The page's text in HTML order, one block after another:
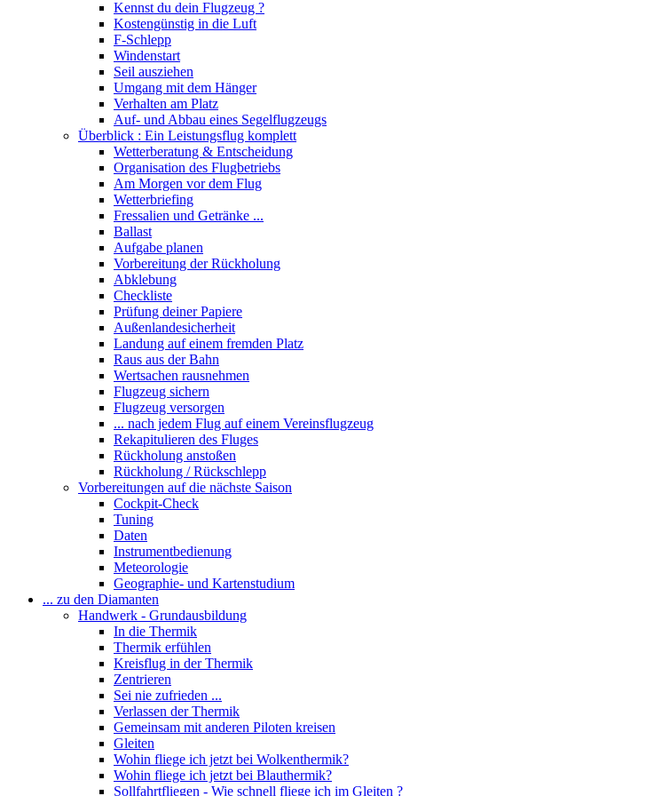
Kennst du dein Flugzeug ?
Kostengünstig in die Luft
F-Schlepp
Windenstart
Seil ausziehen
Umgang mit dem Hänger
Verhalten am Platz
Auf- und Abbau eines Segelflugzeugs
Überblick : Ein Leistungsflug komplett
Wetterberatung & Entscheidung
Organisation des Flugbetriebs
Am Morgen vor dem Flug
Wetterbriefing
Fressalien und Getränke ...
Ballast
Aufgabe planen
Vorbereitung der Rückholung
Abklebung
Checkliste
Prüfung deiner Papiere
Außenlandesicherheit
Landung auf einem fremden Platz
Raus aus der Bahn
Wertsachen rausnehmen
Flugzeug sichern
Flugzeug versorgen
... nach jedem Flug auf einem Vereinsflugzeug
Rekapitulieren des Fluges
Rückholung anstoßen
Rückholung / Rückschlepp
Vorbereitungen auf die nächste Saison
Cockpit-Check
Tuning
Daten
Instrumentbedienung
Meteorologie
Geographie- und Kartenstudium
... zu den Diamanten
Handwerk - Grundausbildung
In die Thermik
Thermik erfühlen
Kreisflug in der Thermik
Zentrieren
Sei nie zufrieden ...
Verlassen der Thermik
Gemeinsam mit anderen Piloten kreisen
Gleiten
Wohin fliege ich jetzt bei Wolkenthermik?
Wohin fliege ich jetzt bei Blauthermik?
Sollfahrtfliegen - Wie schnell fliege ich im Gleiten ?